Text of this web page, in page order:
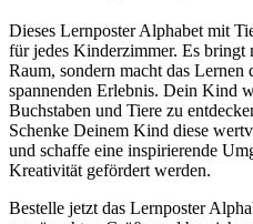
Dieses Lernposter Alphabet mit
für jedes Kinderzimmer. Es bringt
Raum, sondern macht das Lernen
spannenden Erlebnis. Dein Kind
Buchstaben und Tiere zu
Schenke Deinem Kind diese
und schaffe eine inspirierende
Kreativität gefördert werden.
Bestelle jetzt das Lernposter